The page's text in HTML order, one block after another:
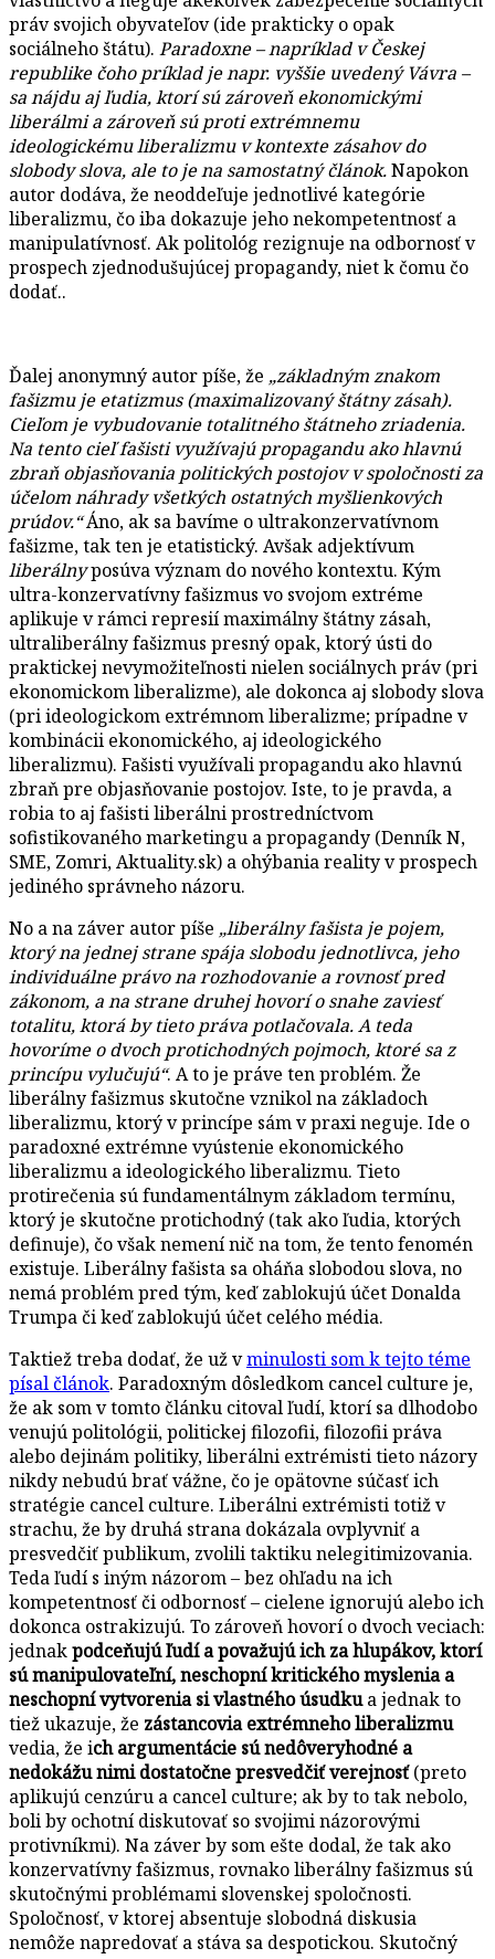
práv svojich obyvateľov (ide prakticky o opak
sociálneho štátu). Paradoxne – napríklad v Českej
republike čoho príklad je napr. vyššie uvedený Vávra –
sa nájdu aj ľudia, ktorí sú zároveň ekonomickými
liberálmi a zároveň sú proti extrémnemu
ideologickému liberalizmu v kontexte zásahov do
slobody slova, ale to je na samostatný článok.Napokon
autor dodáva, že neoddeľuje jednotlivé kategórie
liberalizmu, čo iba dokazuje jeho nekompetentnosť a
manipulatívnosť. Ak politológ rezignuje na odbornosť v
prospech zjednodušujúcej propagandy, niet k čomu čo
dodať..
Ďalej anonymný autor píše, že „základným znakom
fašizmu je etatizmus (maximalizovaný štátny zásah).
Cieľom je vybudovanie totalitného štátneho zriadenia.
Na tento cieľ fašisti využívajú propagandu ako hlavnú
zbraň objasňovania politických postojov v spoločnosti za
účelom náhrady všetkých ostatných myšlienkových
prúdov.“Áno, ak sa bavíme o ultrakonzervatívnom
fašizme, tak ten je etatistický. Avšak adjektívum
liberálnyposúva význam do nového kontextu. Kým
ultra-konzervatívny fašizmus vo svojom extréme
aplikuje v rámci represií maximálny štátny zásah,
ultraliberálny fašizmus presný opak, ktorý ústi do
praktickej nevymožiteľnosti nielen sociálnych práv (pri
ekonomickom liberalizme), ale dokonca aj slobody slova
(pri ideologickom extrémnom liberalizme; prípadne v
kombinácii ekonomického, aj ideologického
liberalizmu). Fašisti využívali propagandu ako hlavnú
zbraň pre objasňovanie postojov. Iste, to je pravda, a
robia to aj fašisti liberálni prostredníctvom
sofistikovaného marketingu a propagandy (Denník N,
SME, Zomri, Aktuality.sk) a ohýbania reality v prospech
jediného správneho názoru.
No a na záver autor píše „liberálny fašista je pojem,
ktorý na jednej strane spája slobodu jednotlivca, jeho
individuálne právo na rozhodovanie a rovnosť pred
zákonom, a na strane druhej hovorí o snahe zaviesť
totalitu, ktorá by tieto práva potlačovala. A teda
hovoríme o dvoch protichodných pojmoch, ktoré sa z
princípu vylučujú“. A to je práve ten problém. Že
liberálny fašizmus skutočne vznikol na základoch
liberalizmu, ktorý v princípe sám v praxi neguje. Ide o
paradoxné extrémne vyústenie ekonomického
liberalizmu a ideologického liberalizmu. Tieto
protirečenia sú fundamentálnym základom termínu,
ktorý je skutočne protichodný (tak ako ľudia, ktorých
definuje), čo však nemení nič na tom, že tento fenomén
existuje. Liberálny fašista sa oháňa slobodou slova, no
nemá problém pred tým, keď zablokujú účet Donalda
Trumpa či keď zablokujú účet celého média.
Taktiež treba dodať, že už vminulosti som k tejto téme
písal článok. Paradoxným dôsledkom cancel culture je,
že ak som v tomto článku citoval ľudí, ktorí sa dlhodobo
venujú politológii, politickej filozofii, filozofii práva
alebo dejinám politiky, liberálni extrémisti tieto názory
nikdy nebudú brať vážne, čo je opätovne súčasť ich
stratégie cancel culture. Liberálni extrémisti totiž v
strachu, že by druhá strana dokázala ovplyvniť a
presvedčiť publikum, zvolili taktiku nelegitimizovania.
Teda ľudí s iným názorom – bez ohľadu na ich
kompetentnosť či odbornosť – cielene ignorujú alebo ich
dokonca ostrakizujú. To zároveň hovorí o dvoch veciach:
jednakpodceňujú ľudí a považujú ich za hlupákov, ktorí
sú manipulovateľní, neschopní kritického myslenia a
neschopní vytvorenia si vlastného úsudkua jednak to
tiež ukazuje, že zástancovia extrémneho liberalizmu
vedia, že ich argumentácie sú nedôveryhodné a
nedokážu nimi dostatočne presvedčiť verejnosť(preto
aplikujú cenzúru a cancel culture; ak by to tak nebolo,
boli by ochotní diskutovať so svojimi názorovými
protivníkmi). Na záver by som ešte dodal, že tak ako
konzervatívny fašizmus, rovnako liberálny fašizmus sú
skutočnými problémami slovenskej spoločnosti.
Spoločnosť, v ktorej absentuje slobodná diskusia
nemôže napredovať a stáva sa despotickou. Skutočný